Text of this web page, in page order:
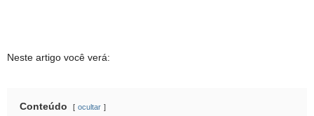
Neste artigo você verá:
Conteúdo ocultar